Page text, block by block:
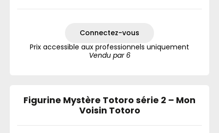
Connectez-vous
Prix accessible aux professionnels uniquement
Vendu par 6
Figurine Mystère Totoro série 2 – Mon
Voisin Totoro